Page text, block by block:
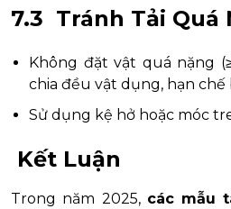
7.3 Tránh Tải Quá
Không đặt vật quá nặng
chia đều vật dụng, hạn chế
Sử dụng kệ hở hoặc móc
Kết Luận
Trong năm 2025, các mẫu